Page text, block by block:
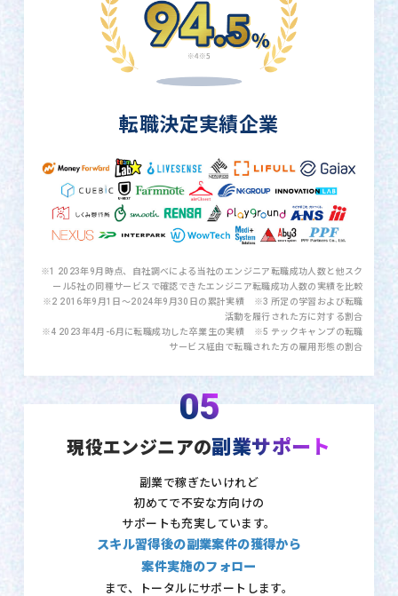
転職決定実績企業
※1 2023年9月時点、自社調べによる当社のエンジニア転職成功人数と他スク
ール5社の同種サービスで確認できたエンジニア転職成功人数の実績を比較
※2 2016年9月1日〜2024年9月30日の累計実績 ※3 所定の学習および転職
活動を履行された方に対する割合
※4 2023年4月-6月に転職成功した卒業生の実績 ※5 テックキャンプの転職
サービス経由で転職された方の雇用形態の割合
05
現役エンジニアの副業サポート
副業で稼ぎたいけれど
初めてで不安な方向けの
サポートも充実しています。
スキル習得後の副業案件の獲得から
案件実施のフォロー
まで、トータルにサポートします。